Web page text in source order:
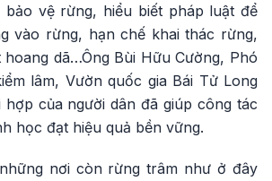
vệ rừng, hiểu biết pháp luật để
vào rừng, hạn chế khai thác rừng,
dã…Ông Bùi Hữu Cường, Phó
lâm, Vườn quốc gia Bái Tử Long
của người dân đã giúp công tác
học đạt hiệu quả bền vững.
nơi còn rừng trâm như ở đây